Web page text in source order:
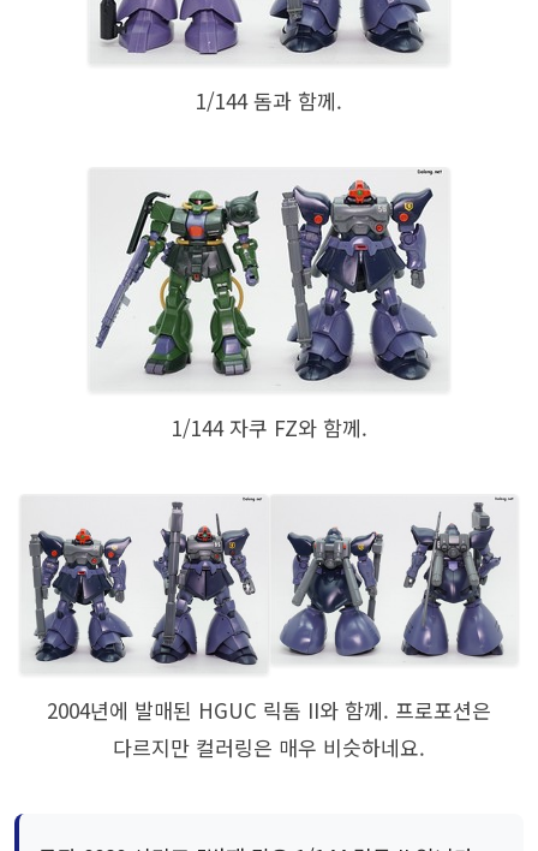
1/144 돔과 함께.
1/144 자쿠 FZ와 함께.
2004년에 발매된 HGUC 릭돔 II와 함께. 프로포션은
다르지만 컬러링은 매우 비슷하네요.